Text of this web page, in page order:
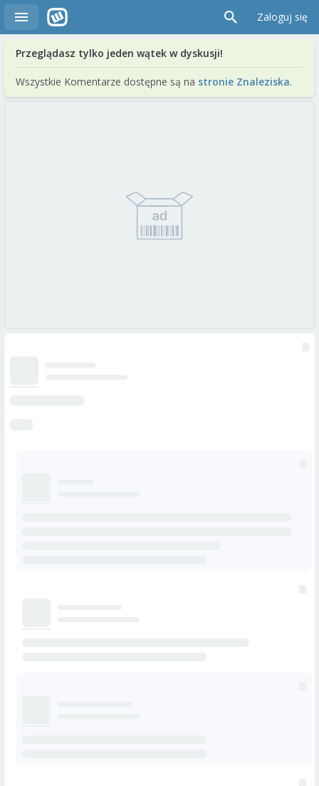
Zaloguj się
Przeglądasz tylko jeden wątek w dyskusji!
Wszystkie Komentarze dostępne są na stronie Znaleziska.